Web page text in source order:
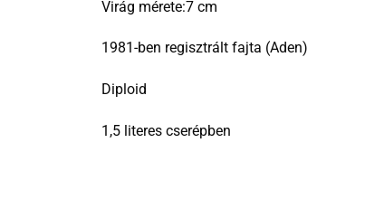
Virág mérete:7 cm
1981-ben regisztrált fajta (Aden)
Diploid
1,5 literes cserépben